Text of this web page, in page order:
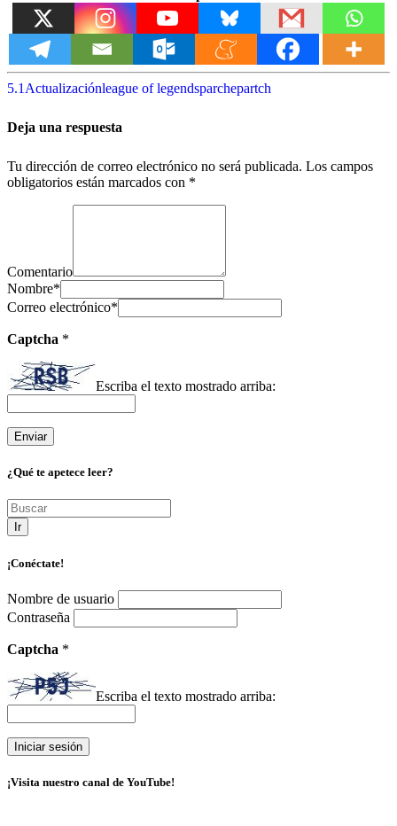
5.1 Actualizaciónleague of legendsparchepartch
Deja una respuesta
Tu dirección de correo electrónico no será publicada. Los campos
obligatorios están marcados con *
Comentario
Nombre*
Correo electrónico*
Captcha *
Escriba el texto mostrado arriba:
¿Qué te apetece leer?
Ir
¡Conéctate!
Nombre de usuario
Contraseña
Captcha *
Escriba el texto mostrado arriba:
¡Visita nuestro canal de YouTube!